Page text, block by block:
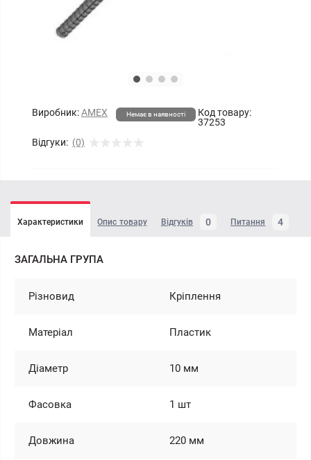
Виробник:AMEX
Код товару:
37253
Відгуки: (0)
Немає в наявності
Характеристики Опис товару Відгуків 0 Питання 4
ЗАГАЛЬНА ГРУПА
Різновид Кріплення
Матеріал Пластик
Діаметр 10 мм
Фасовка 1 шт
Довжина 220 мм